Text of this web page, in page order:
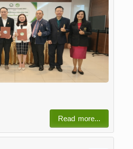
Read more...